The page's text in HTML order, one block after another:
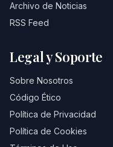
Archivo de Noticias
RSS Feed
Legal y Soporte
Sobre Nosotros
Código Ético
Política de Privacidad
Política de Cookies